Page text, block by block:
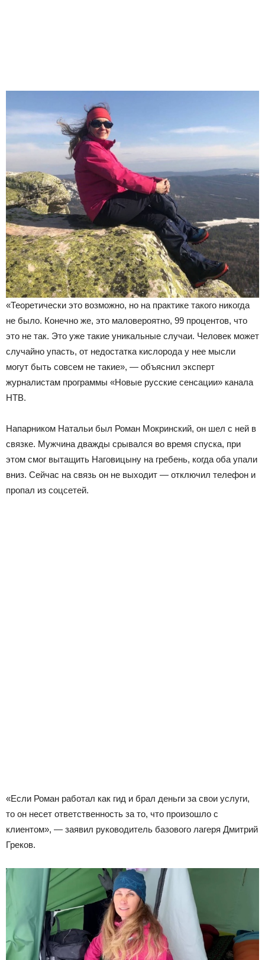
«Теоретически это возможно, но на практике такого никогда
не было. Конечно же, это маловероятно, 99 процентов, что
это не так. Это уже такие уникальные случаи. Человек может
случайно упасть, от недостатка кислорода у нее мысли
могут быть совсем не такие», — объяснил эксперт
журналистам программы «Новые русские сенсации» канала
НТВ.
Напарником Натальи был Роман Мокринский, он шел с ней в
связке. Мужчина дважды срывался во время спуска, при
этом смог вытащить Наговицыну на гребень, когда оба упали
вниз. Сейчас на связь он не выходит — отключил телефон и
пропал из соцсетей.
«Если Роман работал как гид и брал деньги за свои услуги,
то он несет ответственность за то, что произошло с
клиентом», — заявил руководитель базового лагеря Дмитрий
Греков.